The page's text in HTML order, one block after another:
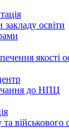
освіти
якості
до НПЦ
військового